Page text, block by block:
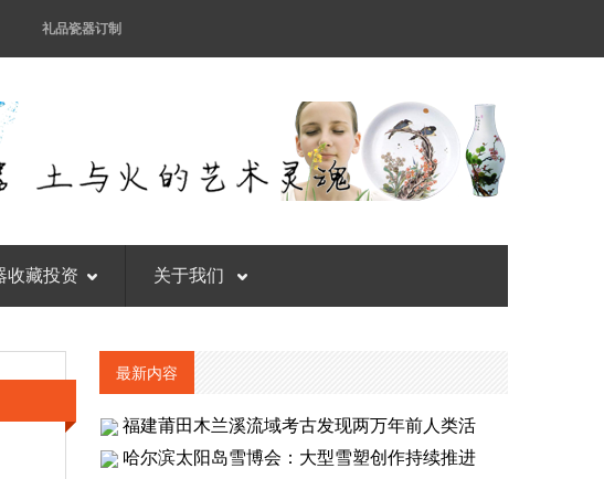
礼品瓷器订制
收藏投资 关于我们
最新内容
福建莆田木兰溪流域考古发现两万年前人类活
哈尔滨太阳岛雪博会：大型雪塑创作持续推进